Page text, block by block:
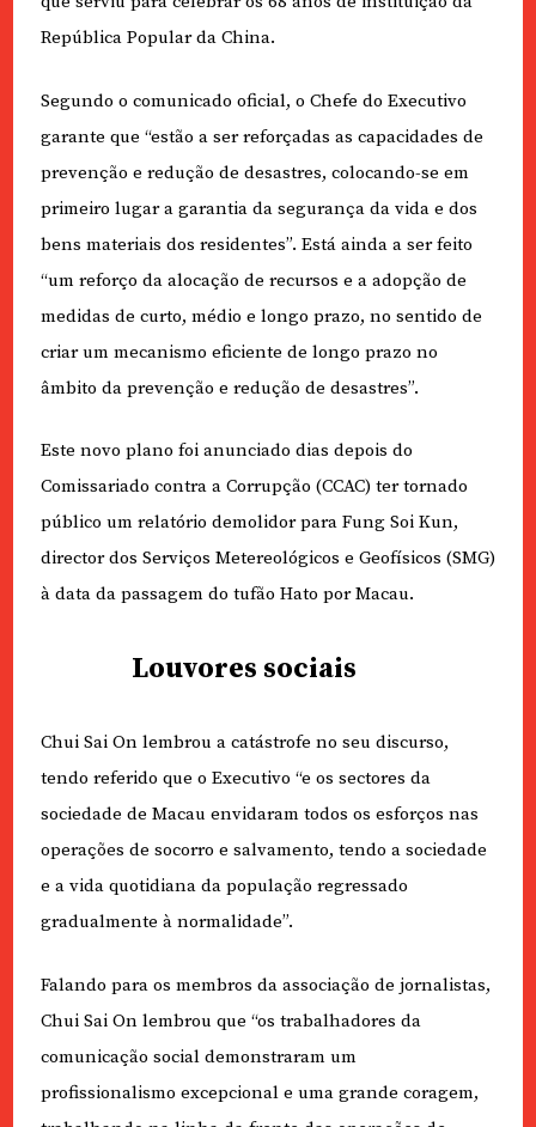
República Popular da China.
Segundo o comunicado oficial, o Chefe do Executivo
garante que “estão a ser reforçadas as capacidades de
prevenção e redução de desastres, colocando-se em
primeiro lugar a garantia da segurança da vida e dos
bens materiais dos residentes”. Está ainda a ser feito
“um reforço da alocação de recursos e a adopção de
medidas de curto, médio e longo prazo, no sentido de
criar um mecanismo eficiente de longo prazo no
âmbito da prevenção e redução de desastres”.
Este novo plano foi anunciado dias depois do
Comissariado contra a Corrupção (CCAC) ter tornado
público um relatório demolidor para Fung Soi Kun,
director dos Serviços Metereológicos e Geofísicos (SMG)
à data da passagem do tufão Hato por Macau.
Louvores sociais
Chui Sai On lembrou a catástrofe no seu discurso,
tendo referido que o Executivo “e os sectores da
sociedade de Macau envidaram todos os esforços nas
operações de socorro e salvamento, tendo a sociedade
e a vida quotidiana da população regressado
gradualmente à normalidade”.
Falando para os membros da associação de jornalistas,
Chui Sai On lembrou que “os trabalhadores da
comunicação social demonstraram um
profissionalismo excepcional e uma grande coragem,